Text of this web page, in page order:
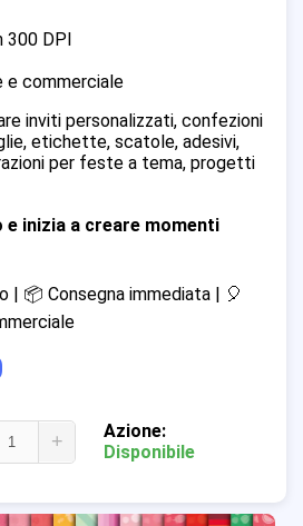
300 DPI
e commerciale
inviti personalizzati, confezioni
etichette, scatole, adesivi,
per feste a tema, progetti
e inizia a creare momenti
| 📦 Consegna immediata | 🎈
+
Azione:
Disponibile